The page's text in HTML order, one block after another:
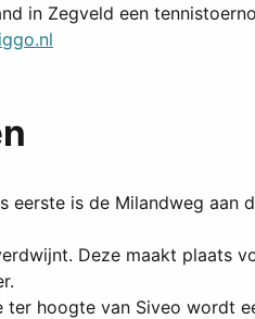
in Zegveld een
is de Milandweg aan
Deze maakt plaats
hoogte van Siveo wordt